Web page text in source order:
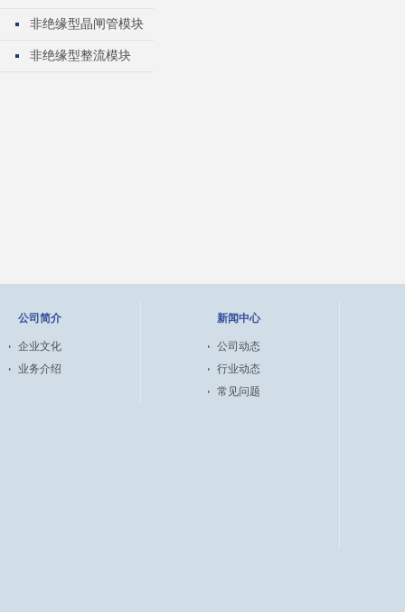
合模块
非绝缘型晶闸管模块
非绝缘型整流模块
公司简介
企业文化
业务介绍
新闻中心
公司动态
行业动态
常见问题